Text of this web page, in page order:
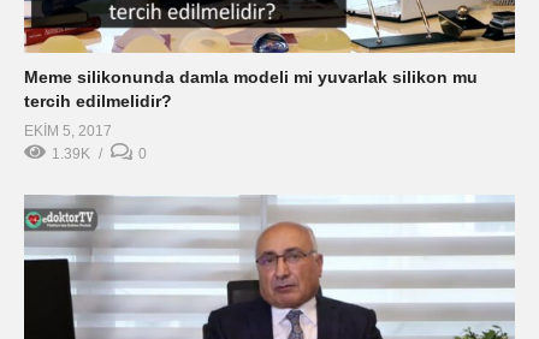
Meme silikonunda damla modeli mi yuvarlak silikon mu
tercih edilmelidir?
EKIM 5, 2017
1.39K
0